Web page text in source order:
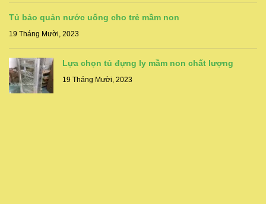
Tủ bảo quản nước uống cho trẻ mầm non
19 Tháng Mười, 2023
Lựa chọn tủ đựng ly mầm non chất lượng
19 Tháng Mười, 2023